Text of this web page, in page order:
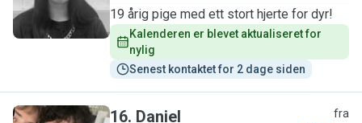
19 årig pige med ett stort hjerte for dyr!
Kalenderen er blevet aktualiseret for
nylig
Senest kontaktet for 2 dage siden
16. Daniel fra